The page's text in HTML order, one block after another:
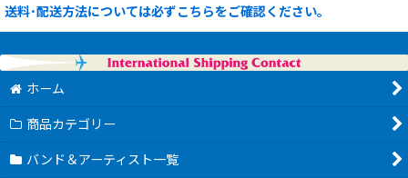
送料･配送方法については必ずこちらをご確認ください。
ホーム
商品カテゴリー
バンド＆アーティスト一覧